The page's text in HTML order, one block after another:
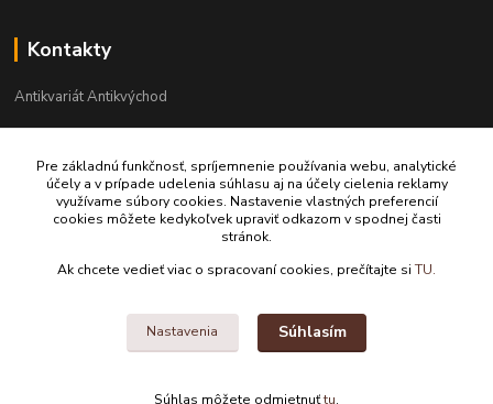
Kontakty
Antikvariát Antikvýchod
antikvariat@antikvychod.sk
Upravit sběr cookies.
Pre základnú funkčnosť, spríjemnenie používania webu, analytické
účely a v prípade udelenia súhlasu aj na účely cielenia reklamy
využívame súbory cookies. Nastavenie vlastných preferencií
cookies môžete kedykoľvek upraviť odkazom v spodnej časti
stránok.
Ak chcete vedieť viac o spracovaní cookies, prečítajte siTU.
Nastavenia Súhlasím
Súhlas môžete odmietnuťtu.